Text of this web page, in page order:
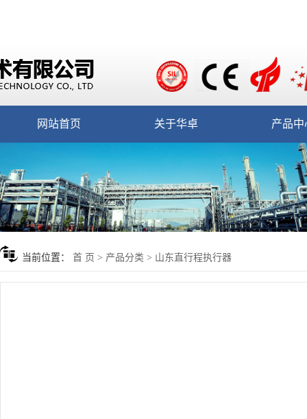
网站首页 关于华卓 产品中
当前位置： 首 页 > 产品分类 > 山东直行程执行器